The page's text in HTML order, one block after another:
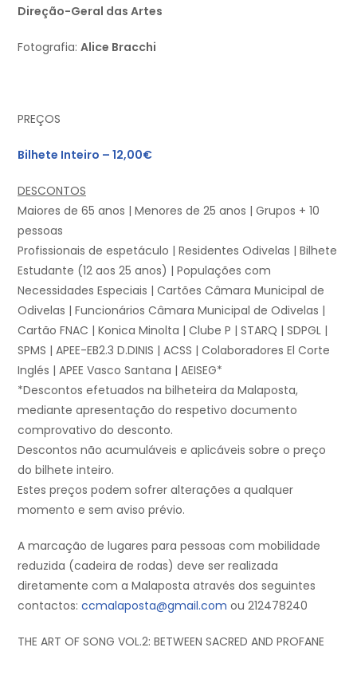
Direção-Geral das Artes
Fotografia: Alice Bracchi
PREÇOS
Bilhete Inteiro – 12,00€
DESCONTOS
Maiores de 65 anos | Menores de 25 anos | Grupos + 10
pessoas
Profissionais de espetáculo | Residentes Odivelas | Bilhete
Estudante (12 aos 25 anos) | Populações com
Necessidades Especiais | Cartões Câmara Municipal de
Odivelas | Funcionários Câmara Municipal de Odivelas |
Cartão FNAC | Konica Minolta | Clube P | STARQ | SDPGL |
SPMS | APEE-EB2.3 D.DINIS | ACSS | Colaboradores El Corte
Inglés | APEE Vasco Santana | AEISEG*
*Descontos efetuados na bilheteira da Malaposta,
mediante apresentação do respetivo documento
comprovativo do desconto.
Descontos não acumuláveis e aplicáveis sobre o preço
do bilhete inteiro.
Estes preços podem sofrer alterações a qualquer
momento e sem aviso prévio.
A marcação de lugares para pessoas com mobilidade
reduzida (cadeira de rodas) deve ser realizada
diretamente com a Malaposta através dos seguintes
contactos: ccmalaposta@gmail.com ou 212478240
THE ART OF SONG VOL.2: BETWEEN SACRED AND PROFANE